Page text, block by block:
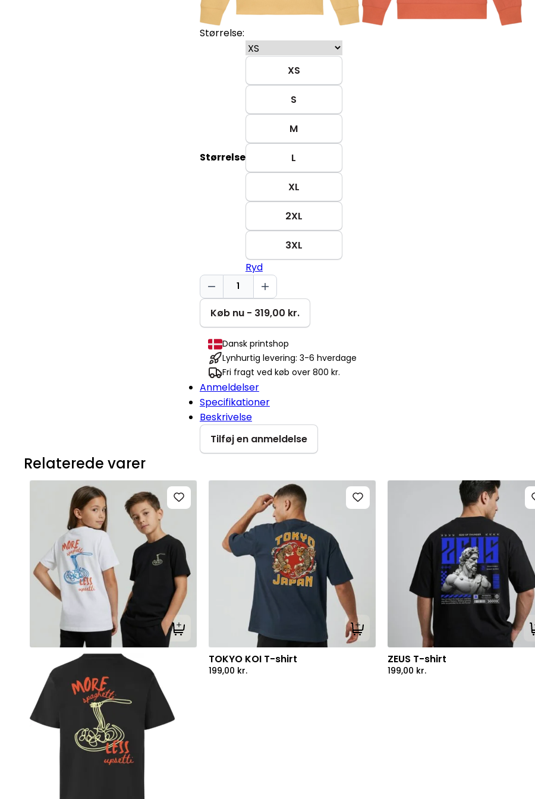
Størrelse:
Størrelse
XS
S
M
L
XL
2XL
3XL
Ryd
Rejs
mere
Changer
2.0
antal
Køb nu - 319,00 kr.
Dansk printshop
Lynhurtig levering: 3-6 hverdage
Fri fragt ved køb over 800 kr.
Anmeldelser
Specifikationer
Beskrivelse
Tilføj en anmeldelse
Relaterede varer
Tilføj til kurv Tilføj til kurv
TOKYO KOI T-shirt
199,00 kr.
ZEUS T-shirt
199,00 kr.